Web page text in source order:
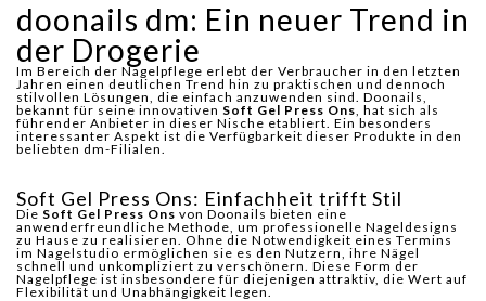
doonails dm: Ein neuer Trend in
der Drogerie
Im Bereich der Nagelpflege erlebt der Verbraucher in den letzten
Jahren einen deutlichen Trend hin zu praktischen und dennoch
stilvollen Lösungen, die einfach anzuwenden sind. Doonails,
bekannt für seine innovativen Soft Gel Press Ons, hat sich als
führender Anbieter in dieser Nische etabliert. Ein besonders
interessanter Aspekt ist die Verfügbarkeit dieser Produkte in den
beliebten dm-Filialen.
Soft Gel Press Ons: Einfachheit trifft Stil
Die Soft Gel Press Ons von Doonails bieten eine
anwenderfreundliche Methode, um professionelle Nageldesigns
zu Hause zu realisieren. Ohne die Notwendigkeit eines Termins
im Nagelstudio ermöglichen sie es den Nutzern, ihre Nägel
schnell und unkompliziert zu verschönern. Diese Form der
Nagelpflege ist insbesondere für diejenigen attraktiv, die Wert auf
Flexibilität und Unabhängigkeit legen.